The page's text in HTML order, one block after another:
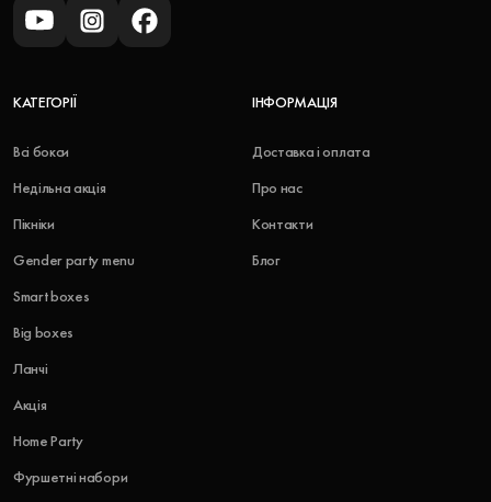
КАТЕГОРІЇ
Всі бокси
Недільна акція
Пікніки
Gender party menu
Smart boxes
Big boxes
Ланчі
Акція
Home Party
Фуршетні набори
ІНФОРМАЦІЯ
Доставка і оплата
Про нас
Контакти
Блог